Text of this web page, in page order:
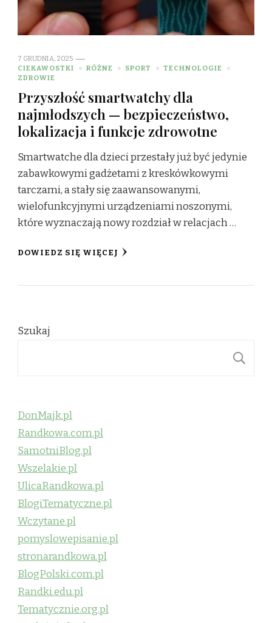
7 GRUDNIA, 2025
CIEKAWOSTKI
RÓŻNE SPORT
TECHNOLOGIE
ZDROWIE
Przyszłość smartwatchy dla
najmłodszych — bezpieczeństwo,
lokalizacja i funkcje zdrowotne
Smartwatche dla dzieci przestały już być jedynie
zabawkowymi gadżetami z kreskówkowymi
tarczami, a stały się zaawansowanymi,
wielofunkcyjnymi urządzeniami noszonymi,
które wyznaczają nowy rozdział w relacjach …
DOWIEDZ SIĘ WIĘCEJ
Szukaj
DonMajk.pl
Randkowa.com.pl
SamotniBlog.pl
Wszelakie.pl
UlicaRandkowa.pl
BlogiTematyczne.pl
Wczytane.pl
pomyslowepisanie.pl
stronarandkowa.pl
BlogPolski.com.pl
Randki.edu.pl
Tematycznie.org.pl